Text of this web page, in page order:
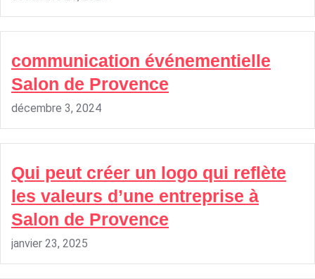
communication événementielle
Salon de Provence
décembre 3, 2024
Qui peut créer un logo qui reflète
les valeurs d’une entreprise à
Salon de Provence
janvier 23, 2025